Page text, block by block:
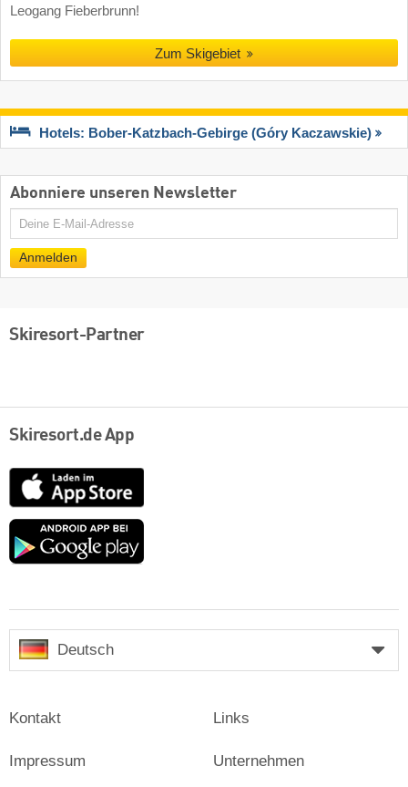
Leogang Fieberbrunn!
Zum Skigebiet
Hotels: Bober-Katzbach-Gebirge (Góry Kaczawskie)
Abonniere unseren Newsletter
E-
Anmelden
Skiresort-Partner
Skiresort.de App
App
Store
Google
Deutsch
Kontakt
Impressum
Links
Unternehmen